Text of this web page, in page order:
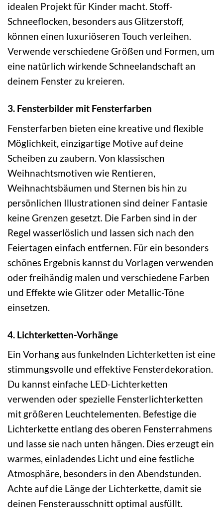
idealen Projekt für Kinder macht. Stoff-
Schneeflocken, besonders aus Glitzerstoff,
können einen luxuriöseren Touch verleihen.
Verwende verschiedene Größen und Formen, um
eine natürlich wirkende Schneelandschaft an
deinem Fenster zu kreieren.
3. Fensterbilder mit Fensterfarben
Fensterfarben bieten eine kreative und flexible
Möglichkeit, einzigartige Motive auf deine
Scheiben zu zaubern. Von klassischen
Weihnachtsmotiven wie Rentieren,
Weihnachtsbäumen und Sternen bis hin zu
persönlichen Illustrationen sind deiner Fantasie
keine Grenzen gesetzt. Die Farben sind in der
Regel wasserlöslich und lassen sich nach den
Feiertagen einfach entfernen. Für ein besonders
schönes Ergebnis kannst du Vorlagen verwenden
oder freihändig malen und verschiedene Farben
und Effekte wie Glitzer oder Metallic-Töne
einsetzen.
4. Lichterketten-Vorhänge
Ein Vorhang aus funkelnden Lichterketten ist eine
stimmungsvolle und effektive Fensterdekoration.
Du kannst einfache LED-Lichterketten
verwenden oder spezielle Fensterlichterketten
mit größeren Leuchtelementen. Befestige die
Lichterkette entlang des oberen Fensterrahmens
und lasse sie nach unten hängen. Dies erzeugt ein
warmes, einladendes Licht und eine festliche
Atmosphäre, besonders in den Abendstunden.
Achte auf die Länge der Lichterkette, damit sie
deinen Fensterausschnitt optimal ausfüllt.